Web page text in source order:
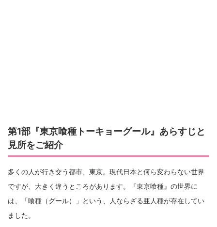
第1部『東京喰種トーキョーグール』あらすじと
見所をご紹介
多くの人が行き交う都市、東京。現代日本と何ら変わらない世界
ですが、大きく違うところがあります。『東京喰種』の世界に
は、「喰種（グール）」という、人ならざる亜人種が存在してい
ました。